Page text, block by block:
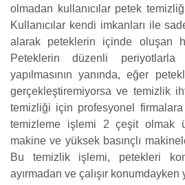
olmadan kullanıcılar petek
Kullanıcılar kendi imkanları ile
alarak peteklerin içinde oluşan
Peteklerin düzenli periyotlarla
yapılmasının yanında, eğer
gerçekleştiremiyorsa ve temizlik
temizliği için profesyonel firmalara
temizleme işlemi 2 çeşit olmak
makine ve yüksek basınçlı
Bu temizlik işlemi, petekleri
ayırmadan ve çalışır konumdayken